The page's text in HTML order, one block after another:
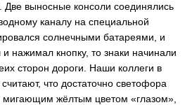
Две выносные консоли соединялись
каналу на специальной
солнечными батареями, и
нажимал кнопку, то знаки начинали
сторон дороги. Наши коллеги в
что достаточно светофора
жёлтым цветом «глазом»,